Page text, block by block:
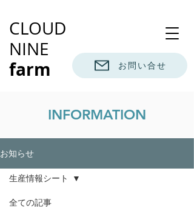
CLOUD
NINE
farm お問い合せ
INFORMATION
お知らせ
全ての記事
生産情報シート